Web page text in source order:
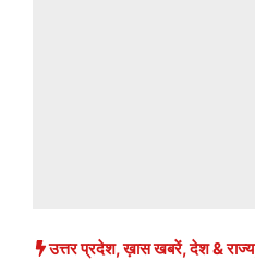
उत्तर प्रदेश,ख़ास खबरें,देश & राज्य